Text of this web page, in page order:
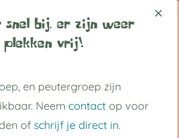
ieder kind bij Arthemis
snel bij, er zijn weer
plekken vrij!
en peutergroep zijn
Neem contact op voor
of schrijf je direct in.